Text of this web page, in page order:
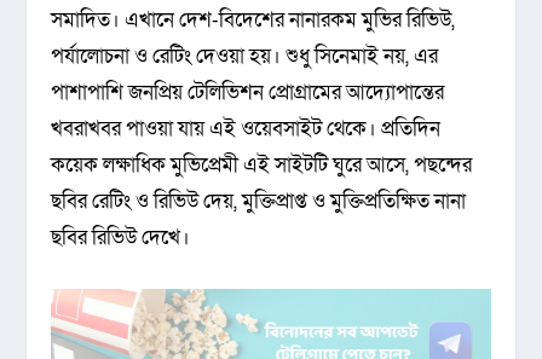
সমাদিত। এখানে দেশ-বিদেশের নানারকম মুভির রিভিউ,
পর্যালোচনা ও রেটিং দেওয়া হয়। শুধু সিনেমাই নয়, এর
পাশাপাশি জনপ্রিয় টেলিভিশন প্রোগ্রামের আদ্যোপান্তের
খবরাখবর পাওয়া যায় এই ওয়েবসাইট থেকে। প্রতিদিন
কয়েক লক্ষাধিক মুভিপ্রেমী এই সাইটটি ঘুরে আসে, পছন্দের
ছবির রেটিং ও রিভিউ দেয়, মুক্তিপ্রাপ্ত ও মুক্তিপ্রতিক্ষিত নানা
ছবির রিভিউ দেখে।